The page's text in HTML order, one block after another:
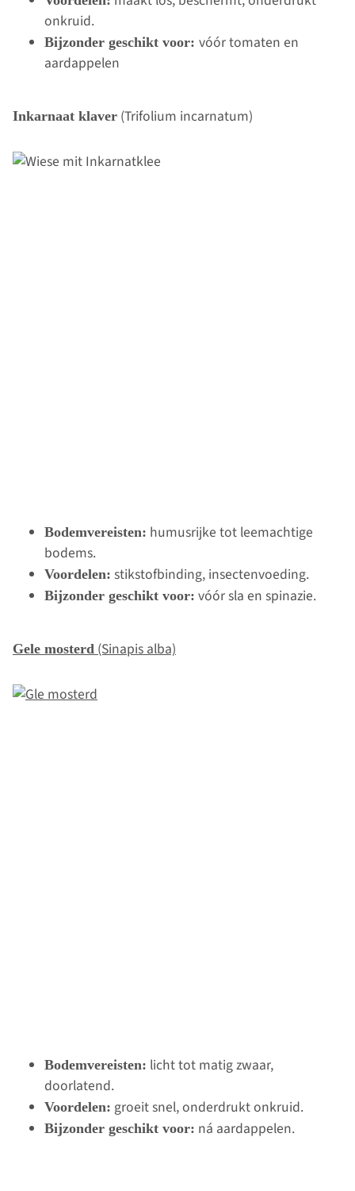
onkruid.
Bijzonder geschikt voor: vóór tomaten en
aardappelen
Inkarnaat klaver (Trifolium incarnatum)
Bodemvereisten: humusrijke tot leemachtige
bodems.
Voordelen: stikstofbinding, insectenvoeding.
Bijzonder geschikt voor: vóór sla en spinazie.
Gele mosterd(Sinapis alba)
Bodemvereisten: licht tot matig zwaar,
doorlatend.
Voordelen: groeit snel, onderdrukt onkruid.
Bijzonder geschikt voor: ná aardappelen.